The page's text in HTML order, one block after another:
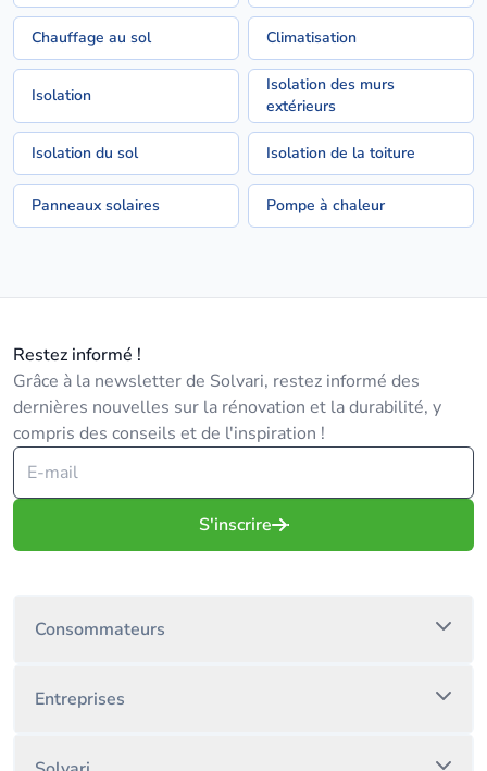
Chauffage au sol Climatisation
Isolation
Isolation des murs
extérieurs
Isolation du sol Isolation de la toiture
Panneaux solaires Pompe à chaleur
Restez informé !
Grâce à la newsletter de Solvari, restez informé des
dernières nouvelles sur la rénovation et la durabilité, y
compris des conseils et de l'inspiration !
S'inscrire
Consommateurs
Entreprises